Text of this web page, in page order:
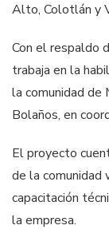
Alto, Colotlán y
Con el respaldo
trabaja en la
la comunidad de
Bolaños, en
El proyecto
de la comunidad
capacitación
la empresa.